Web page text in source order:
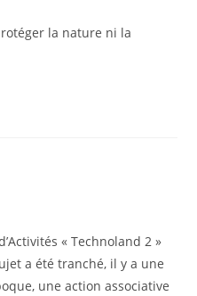
la nature ni la
« Technoland 2 »
a été tranché, il y a une
une action associative